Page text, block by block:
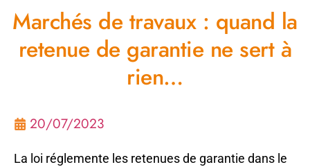
Marchés de travaux : quand la
retenue de garantie ne sert à
rien…
20/07/2023
La loi réglemente les retenues de garantie dans le